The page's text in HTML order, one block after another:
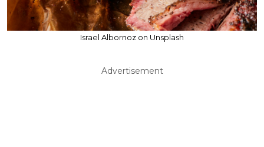
Israel Albornoz on Unsplash
Advertisement